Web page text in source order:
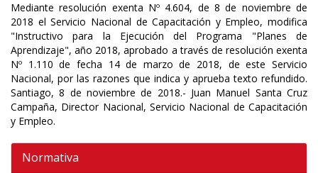
Mediante resolución exenta Nº 4.604, de 8 de noviembre de
2018 el Servicio Nacional de Capacitación y Empleo, modifica
"Instructivo para la Ejecución del Programa "Planes de
Aprendizaje", año 2018, aprobado a través de resolución exenta
Nº 1.110 de fecha 14 de marzo de 2018, de este Servicio
Nacional, por las razones que indica y aprueba texto refundido.
Santiago, 8 de noviembre de 2018.- Juan Manuel Santa Cruz
Campaña, Director Nacional, Servicio Nacional de Capacitación
y Empleo.
Normativa